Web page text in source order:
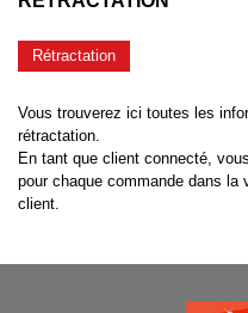
Rétractation
Vous trouverez ici toutes les
rétractation.
En tant que client connecté,
pour chaque commande dans
client.